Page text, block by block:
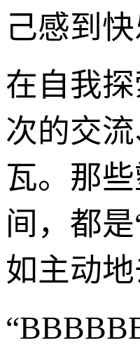
己感到快
在自我
次的交
瓦。那
间，都
如主动